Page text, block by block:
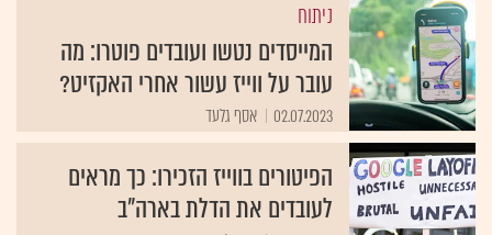
ניתוח
המייסדים נטשו ועובדים פוטרו: מה
עובר על ווייז עשור אחרי האקזיט?
02.07.2023 אסף גלעד
הפיטורים בווייז הזכירו: כך מראים
לעובדים את הדלת בארה"ב